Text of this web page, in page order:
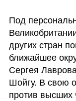
Под
других стран
ближайшее
Сергея
Шойгу. В свою
против высших